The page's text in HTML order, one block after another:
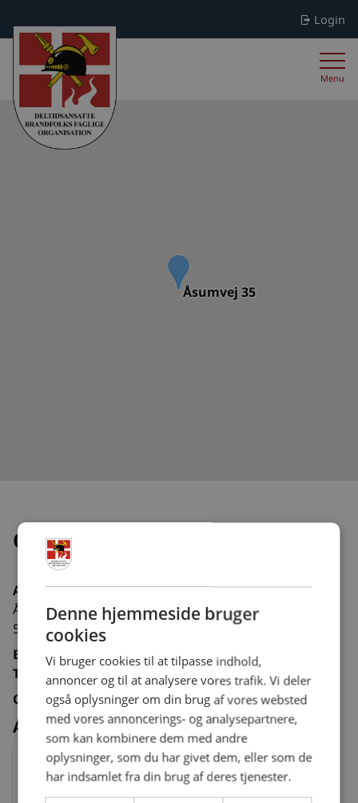
Login
Menu
Åsumvej 35
Odense Brandvæsen
Adresse
Åsumvej 35
5240 Odense NØ
E-mail:
Tlf.:
66131372
Organisation:Kommunal
Administration
Thomas Büttner Bak Petersen
Tillidsmand
Denne hjemmeside bruger
cookies
Vi bruger cookies til at tilpasse indhold,
annoncer og til at analysere vores trafik. Vi deler
også oplysninger om din brug af vores websted
med vores annoncerings- og analysepartnere,
som kan kombinere dem med andre
oplysninger, som du har givet dem, eller som de
har indsamlet fra din brug af deres tjenester.